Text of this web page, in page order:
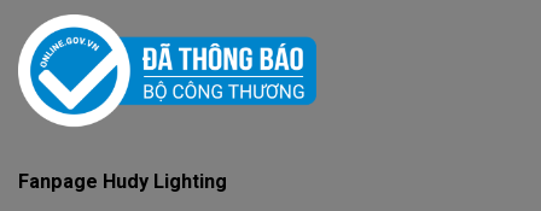
Fanpage Hudy Lighting